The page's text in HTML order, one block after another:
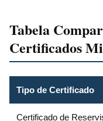
Tabela
Certificados
Tipo de Certificado
Certificado de